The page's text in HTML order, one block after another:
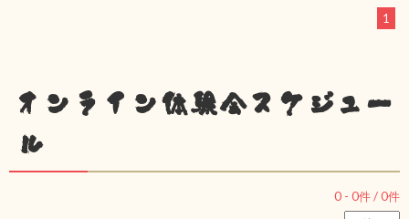
1
オンライン体験会スケジュー
ル
0 - 0件 /0件